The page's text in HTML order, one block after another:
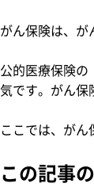
がん保険は、が
公的医療保険の
気です。がん保
ここでは、が
この記事